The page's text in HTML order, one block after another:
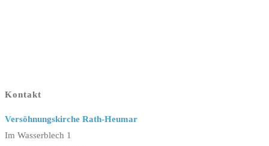
Kontakt
Versöhnungskirche Rath-Heumar
Im Wasserblech 1